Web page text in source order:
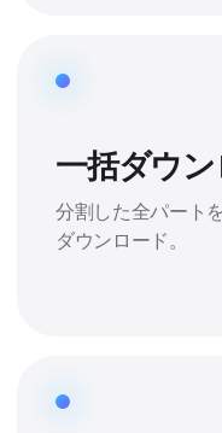
一括ダウ
分割した全パート
ダウンロード。